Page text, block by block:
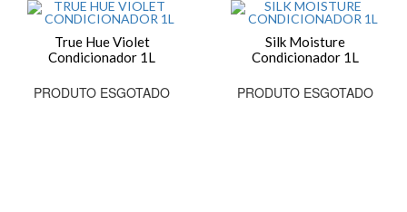
True Hue Violet
Condicionador 1L
PRODUTO ESGOTADO
Silk Moisture
Condicionador 1L
PRODUTO ESGOTADO